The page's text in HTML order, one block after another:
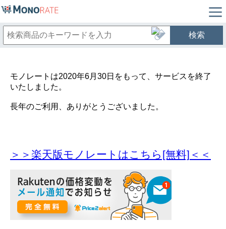
検索
モノレートは2020年6月30日をもって、サービスを終了
いたしました。
長年のご利用、ありがとうございました。
＞＞楽天版モノレートはこちら[無料]＜＜